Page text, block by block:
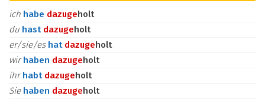
ich habe dazugeholt
du hast dazugeholt
er/sie/es hat dazugeholt
wirhaben dazugeholt
ihrhabt dazugeholt
Sie haben dazugeholt